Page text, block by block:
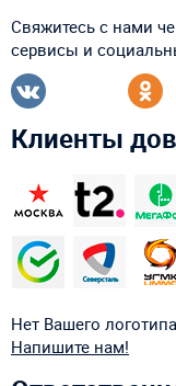
Свяжитесь с нами
сервисы и
Клиенты
Нет Вашего
Напишите нам!